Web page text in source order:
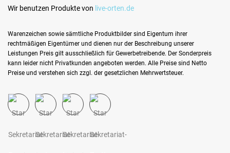
Wir benutzen Produkte von live-orten.de
Warenzeichen sowie sämtliche Produktbilder sind Eigentum ihrer
rechtmäßigen Eigentümer und dienen nur der Beschreibung unserer
Leistungen Preis gilt ausschließlich für Gewerbetreibende. Der Sonderpreis
kann leider nicht Privatkunden angeboten werden. Alle Preise sind Netto
Preise und verstehen sich zzgl. der gesetzlichen Mehrwertsteuer.